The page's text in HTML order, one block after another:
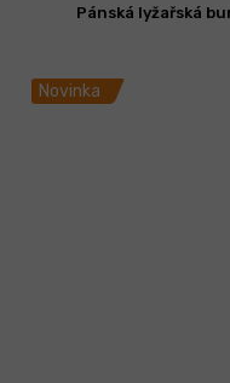
Novinka
Pánská lyžařská